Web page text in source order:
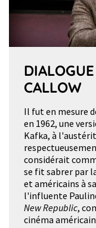
CALLOW
Il fut en mesure
en 1962, une
Kafka, à
considérait
se fit sabrer par
et américains à
l'influente
New Republic,
cinéma